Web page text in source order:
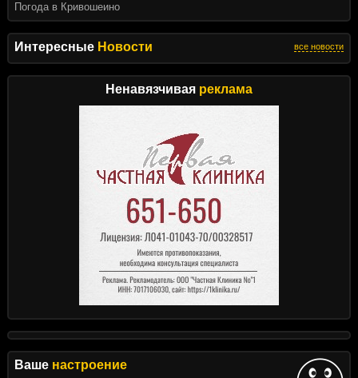
Интересные Новости все новости
Ненавязчивая реклама
Ваше настроение
Погода в Кривошеино